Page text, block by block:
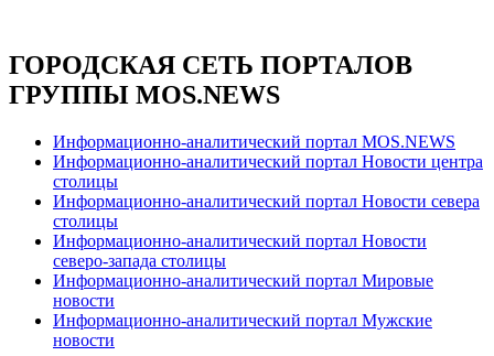
ГОРОДСКАЯ СЕТЬ ПОРТАЛОВ
ГРУППЫ MOS.NEWS
Информационно-аналитический портал MOS.NEWS
Информационно-аналитический портал Новости центра
столицы
Информационно-аналитический портал Новости севера
столицы
Информационно-аналитический портал Новости
северо-запада столицы
Информационно-аналитический портал Мировые
новости
Информационно-аналитический портал Мужские
новости